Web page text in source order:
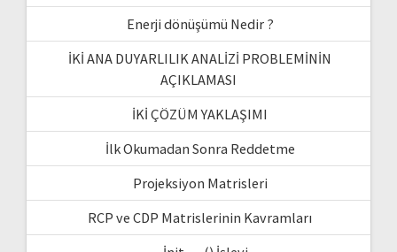
Enerji dönüşümü Nedir ?
İKİ ANA DUYARLILIK ANALİZİ PROBLEMİNİN
AÇIKLAMASI
İKİ ÇÖZÜM YAKLAŞIMI
İlk Okumadan Sonra Reddetme
Projeksiyon Matrisleri
RCP ve CDP Matrislerinin Kavramları